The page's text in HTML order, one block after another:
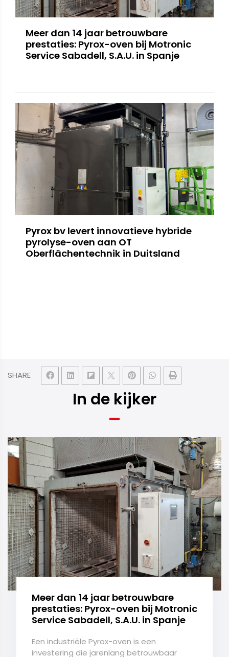
SHARE
Meer dan 14 jaar betrouwbare
prestaties: Pyrox-oven bij Motronic
Service Sabadell, S.A.U. in Spanje
Pyrox bv levert innovatieve hybride
pyrolyse-oven aan OT
Oberflächentechnik in Duitsland
In de kijker
Meer dan 14 jaar betrouwbare
prestaties: Pyrox-oven bij Motronic
Service Sabadell, S.A.U. in Spanje
Een industriële Pyrox-oven is een
investering die jarenlang betrouwbaar